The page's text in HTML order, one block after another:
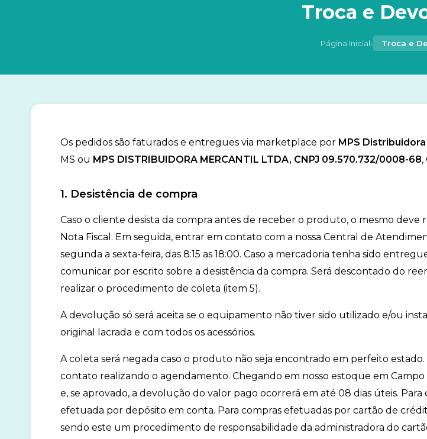
Troca e
Página Inicial› Troca e
Os pedidos são faturados e entregues via marketplace por MPS
MS ou MPS DISTRIBUIDORA MERCANTIL LTDA, CNPJ 09.570.732/0008-68,
1. Desistência de compra
Caso o cliente desista da compra antes de receber o produto, o mesmo
Nota Fiscal. Em seguida, entrar em contato com a nossa Central de
segunda a sexta-feira, das 8:15 as 18:00. Caso a mercadoria tenha sido
comunicar por escrito sobre a desistência da compra. Será descontado do
realizar o procedimento de coleta (item 5).
A devolução só será aceita se o equipamento não tiver sido utilizado e/ou
original lacrada e com todos os acessórios.
A coleta será negada caso o produto não seja encontrado em perfeito
contato realizando o agendamento. Chegando em nosso estoque em
e, se aprovado, a devolução do valor pago ocorrerá em até 08 dias úteis.
efetuada por depósito em conta. Para compras efetuadas por cartão de
sendo este um procedimento de responsabilidade da administradora do